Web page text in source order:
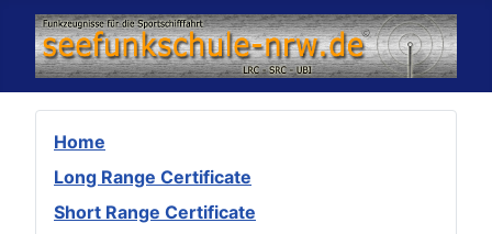
Home
Long Range Certificate
Short Range Certificate